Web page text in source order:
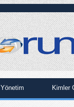
Yönetim Kimler